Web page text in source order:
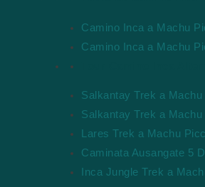
Camino Inca a Machu
Camino Inca a Machu
Salkantay Trek a
Salkantay Trek a
Lares Trek a Machu
Caminata Ausangate 5
Inca Jungle Trek a